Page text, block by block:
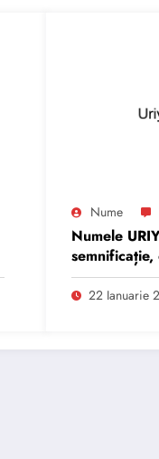
Nume
Numele
trăsături și
personalitate
22 Ianuarie